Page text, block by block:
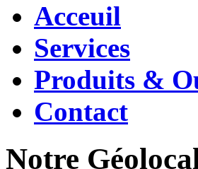
Acceuil
Services
Produits &
Contact
Notre